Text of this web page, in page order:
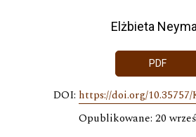
Elżbieta
PDF
DOI: https://doi.org/10.35757/
Opublikowane: 20